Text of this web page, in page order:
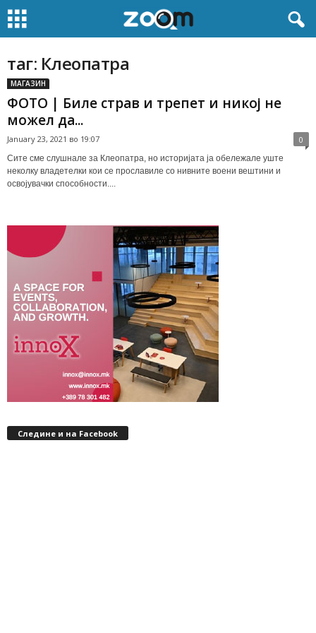
таг: Клеопатра
МАГАЗИН
ФОТО | Биле страв и трепет и никој не
можел да...
January 23, 2021 во 19:07 0
Сите сме слушнале за Клеопатра, но историјата ја обележале уште
неколку владетелки кои се прославиле со нивните воени вештини и
освојувачки способности....
Следине и на Facebook